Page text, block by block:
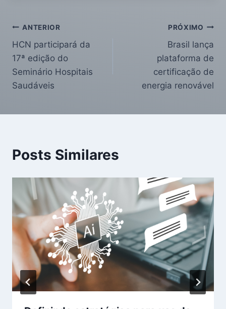
ANTERIOR
HCN participará da
17ª edição do
Seminário Hospitais
Saudáveis
PRÓXIMO
Brasil lança
plataforma de
certificação de
energia renovável
Posts Similares